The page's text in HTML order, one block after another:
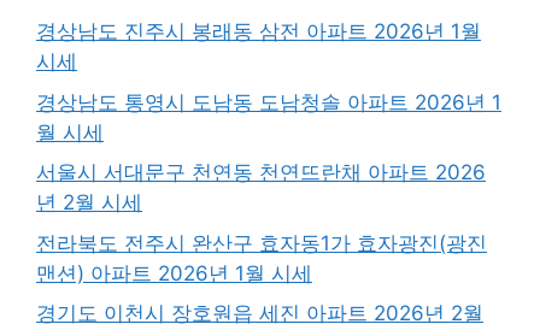
경상남도 진주시 봉래동 삼전 아파트 2026년 1월
시세
경상남도 통영시 도남동 도남청솔 아파트 2026년 1
월 시세
서울시 서대문구 천연동 천연뜨란채 아파트 2026
년 2월 시세
전라북도 전주시 완산구 효자동1가 효자광진(광진
맨션) 아파트 2026년 1월 시세
경기도 이천시 장호원읍 세진 아파트 2026년 2월